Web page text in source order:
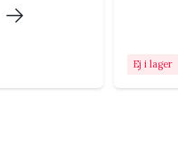
kalla fönster
Ej i lager